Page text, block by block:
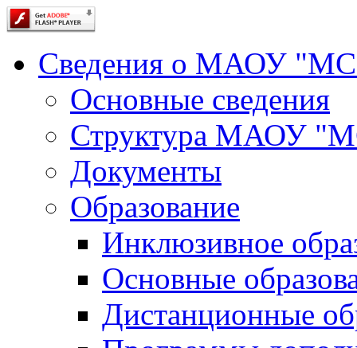
Сведения о МАОУ
Основные сведения
Структура МАОУ
Документы
Образование
Инклюзивное
Основные
Дистанционные